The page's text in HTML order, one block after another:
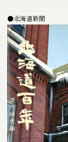
●北海道新聞